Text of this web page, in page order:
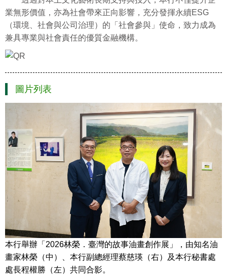
業無形價值，亦為社會帶來正向影響，充分發揮永續ESG
（環境、社會與公司治理）的「社會參與」使命，致力成為
兼具專業與社會責任的優質金融機構。
圖片列表
本行舉辦「2026林榮．臺灣的故事油畫創作展」，由知名油
畫家林榮（中）、本行副總經理蔡慈瑛（右）及本行秘書處
處長程權勝（左）共同合影。